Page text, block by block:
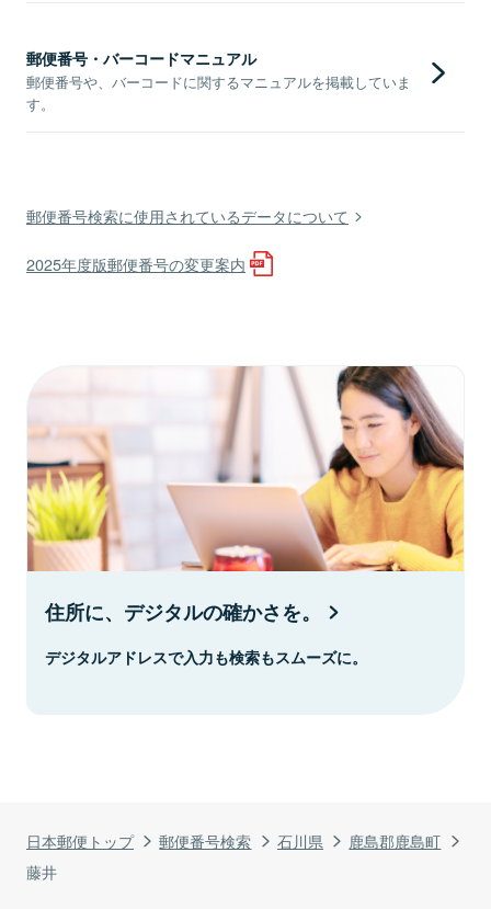
日本郵便トップ 郵便番号検索 石川県
鹿島郡鹿島町
藤井
郵便番号・バーコードマニュアル
郵便番号や、バーコードに関するマニュアルを掲載していま
す。
郵便番号検索に使用されているデータについて
2025年度版郵便番号の変更案内
住所に、デジタルの確かさを。
デジタルアドレスで入力も検索もスムーズに。